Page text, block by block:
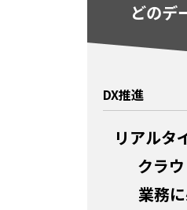
どのデ
DX推進
リアルタ
クラ
業務